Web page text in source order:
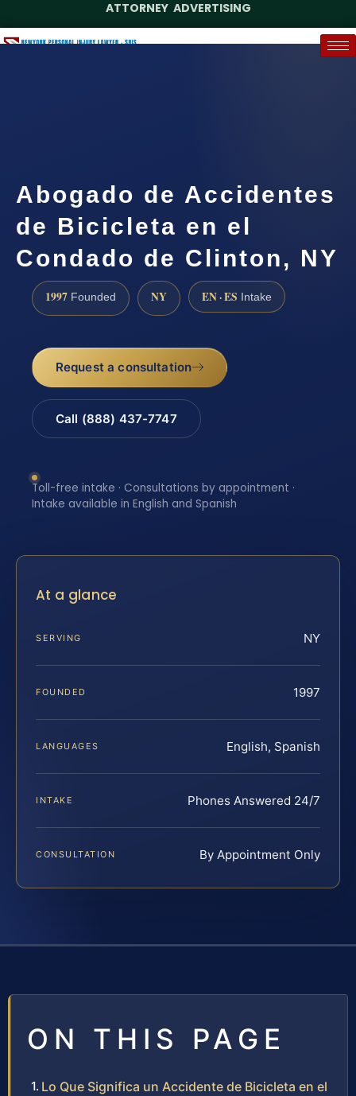
ATTORNEY ADVERTISING
Abogado de Accidentes
de Bicicleta en el
Condado de Clinton, NY
1997 Founded NY EN · ES Intake
Request a consultation
Call (888) 437-7747
Toll-free intake · Consultations by appointment ·
Intake available in English and Spanish
At a glance
SERVING NY
FOUNDED 1997
LANGUAGES English, Spanish
INTAKE Phones Answered 24/7
CONSULTATION By Appointment Only
ON THIS PAGE
Lo Que Significa un Accidente de Bicicleta en el